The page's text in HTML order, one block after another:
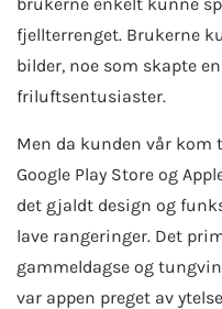
brukerne enkelt kunne
fjellterrenget. Brukerne
bilder, noe som skapte
friluftsentusiaster.
Men da kunden vår kom
Google Play Store og
det gjaldt design og
lave rangeringer. Det
gammeldagse og
var appen preget av